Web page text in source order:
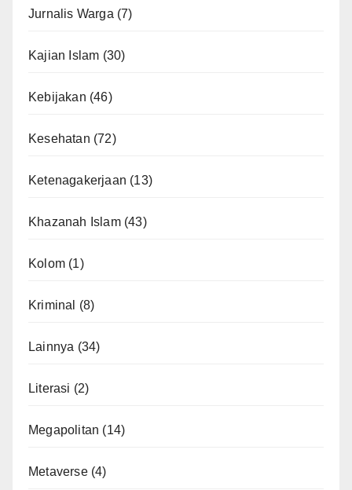
Jurnalis Warga (7)
Kajian Islam (30)
Kebijakan (46)
Kesehatan (72)
Ketenagakerjaan (13)
Khazanah Islam(43)
Kolom (1)
Kriminal (8)
Lainnya (34)
Literasi (2)
Megapolitan (14)
Metaverse(4)